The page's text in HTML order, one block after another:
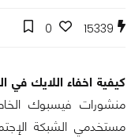
15339
0
كيفية اخفاء اللايك
منشورات فيسبوك
مستخدمي الشبكة